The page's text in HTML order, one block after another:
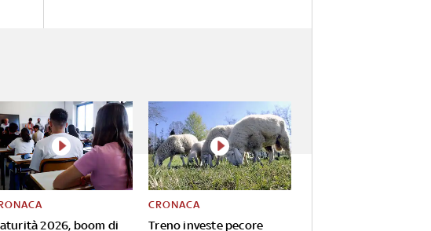
2026, boom di
Treno investe pecore
CRONACA